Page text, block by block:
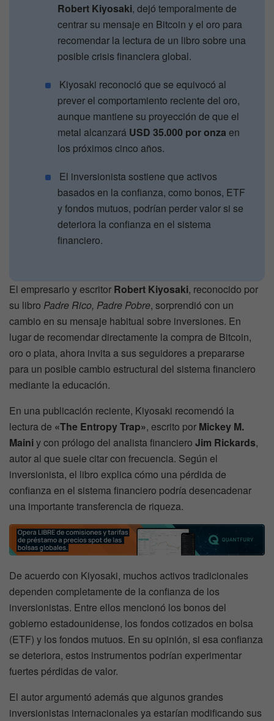
Robert Kiyosaki, dejó temporalmente de
centrar su mensaje en Bitcoin y el oro para
recomendar la lectura de un libro sobre una
posible crisis financiera global.
Kiyosaki reconoció que se equivocó al
prever el comportamiento reciente del oro,
aunque mantiene su proyección de que el
metal alcanzará USD 35.000 por onza en
los próximos cinco años.
El inversionista sostiene que activos
basados en la confianza, como bonos, ETF
y fondos mutuos, podrían perder valor si se
deteriora la confianza en el sistema
financiero.
El empresario y escritor Robert Kiyosaki, reconocido por
su libro Padre Rico, Padre Pobre, sorprendió con un
cambio en su mensaje habitual sobre inversiones. En
lugar de recomendar directamente la compra de Bitcoin,
oro o plata, ahora invita a sus seguidores a prepararse
para un posible cambio estructural del sistema financiero
mediante la educación.
En una publicación reciente, Kiyosaki recomendó la
lectura de «The Entropy Trap», escrito por Mickey M.
Mainiy con prólogo del analista financiero Jim Rickards,
autor al que suele citar con frecuencia. Según el
inversionista, el libro explica cómo una pérdida de
confianza en el sistema financiero podría desencadenar
una importante transferencia de riqueza.
De acuerdo con Kiyosaki, muchos activos tradicionales
dependen completamente de la confianza de los
inversionistas. Entre ellos mencionó los bonos del
gobierno estadounidense, los fondos cotizados en bolsa
(ETF) y los fondos mutuos. En su opinión, si esa confianza
se deteriora, estos instrumentos podrían experimentar
fuertes pérdidas de valor.
El autor argumentó además que algunos grandes
inversionistas internacionales ya estarían modificando sus